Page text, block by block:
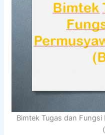
Bimtek Tugas dan